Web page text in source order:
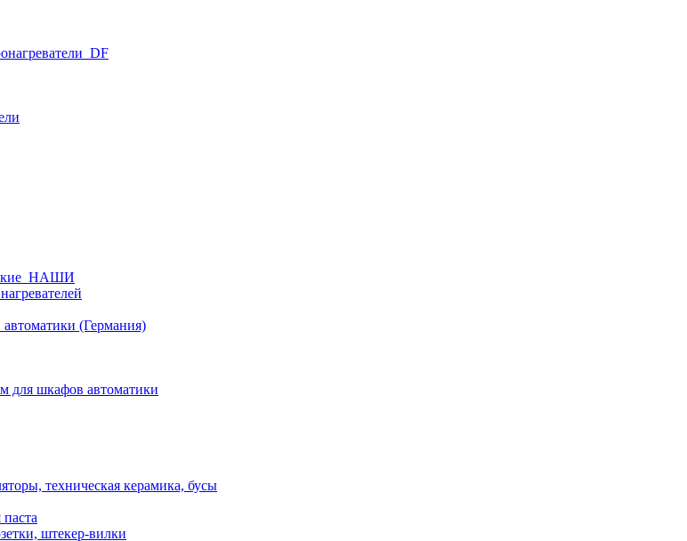
(Германия)
для шкафов автоматики
техническая керамика, бусы
штекер-вилки